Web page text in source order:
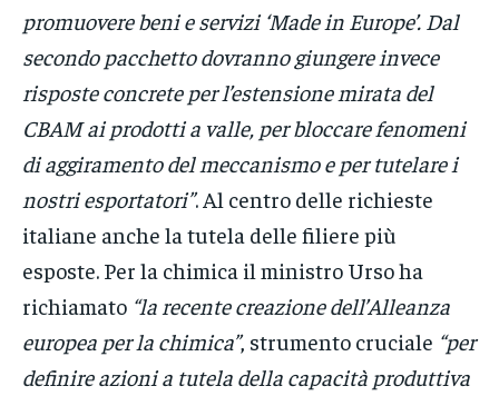
promuovere beni e servizi ‘Made in Europe’. Dal
secondo pacchetto dovranno giungere invece
risposte concrete per l’estensione mirata del
CBAM ai prodotti a valle, per bloccare fenomeni
di aggiramento del meccanismo e per tutelare i
nostri esportatori”. Al centro delle richieste
italiane anche la tutela delle filiere più
esposte. Per la chimica il ministro Urso ha
richiamato “la recente creazione dell’Alleanza
europea per la chimica”, strumento cruciale “per
definire azioni a tutela della capacità produttiva